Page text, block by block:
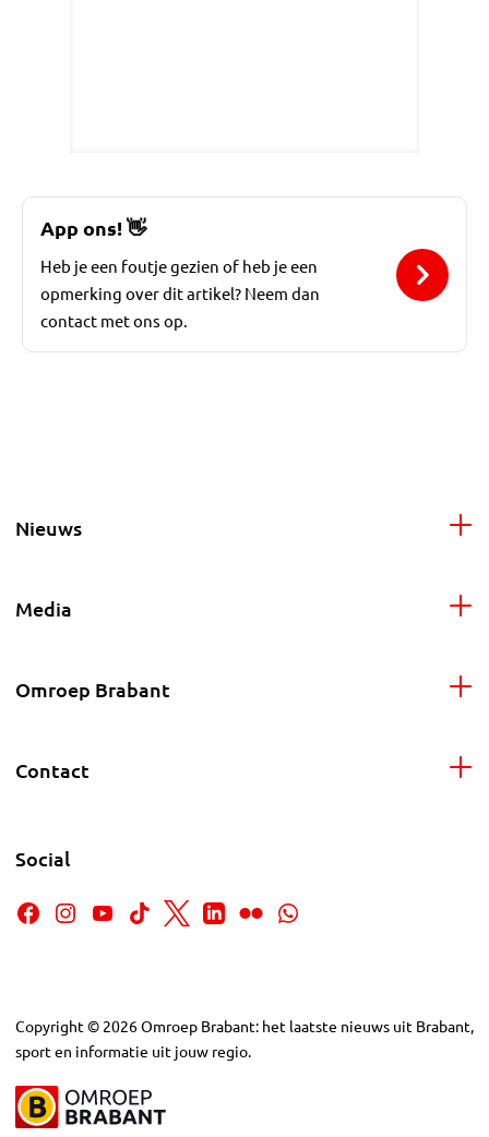
App ons!👋
Heb je een foutje gezien of heb je een
opmerking over dit artikel? Neem dan
contact met ons op.
Nieuws
Media
Omroep Brabant
Contact
Social
Copyright © 2026Omroep Brabant: het laatste nieuws uit Brabant,
sport en informatie uit jouw regio.